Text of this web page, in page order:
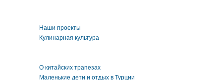
Наши проекты
Кулинарная культура
О китайских трапезах
Маленькие дети и отдых в Турции